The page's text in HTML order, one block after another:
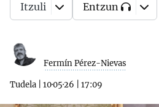
Fermín Pérez-Nievas
Tudela 10·05·26 17:09
Itzuli Entzun